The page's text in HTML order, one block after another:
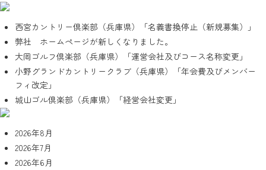
西宮カントリー倶楽部（兵庫県）「名義書換停止（新規募集）」
弊社 ホームページが新しくなりました。
大岡ゴルフ倶楽部（兵庫県）「運営会社及びコース名称変更」
小野グランドカントリークラブ（兵庫県）「年会費及びメンバー
フィ改定」
城山ゴル倶楽部（兵庫県）「経営会社変更」
2026年8月
2026年7月
2026年6月